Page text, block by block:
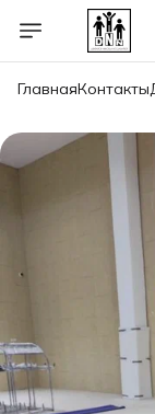
ГлавнаяКонтакты